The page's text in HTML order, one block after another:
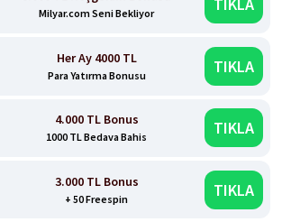
Milyar.com Seni Bekliyor TIKLA
Her Ay 4000 TL
Para Yatırma Bonusu TIKLA
4.000 TL Bonus
1000 TL Bedava Bahis TIKLA
3.000 TL Bonus
+ 50 Freespin TIKLA